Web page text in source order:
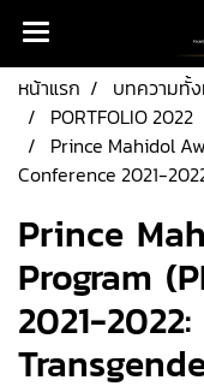
หน้าแรก บทความทั้
PORTFOLIO 2022
Prince Mahidol
Conference 2021-
Prince
Program
2021-